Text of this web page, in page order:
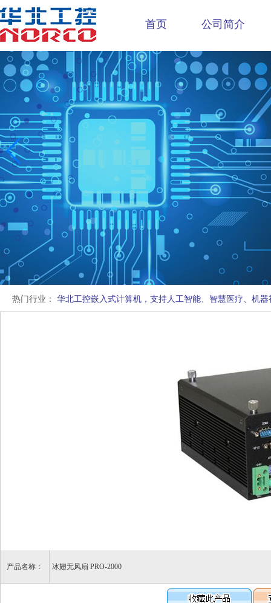
首页 公司简介
热门行业： 华北工控嵌入式计算机，支持人工智能、智慧医疗、机
产品名称： 冰翅无风扇 PRO-2000